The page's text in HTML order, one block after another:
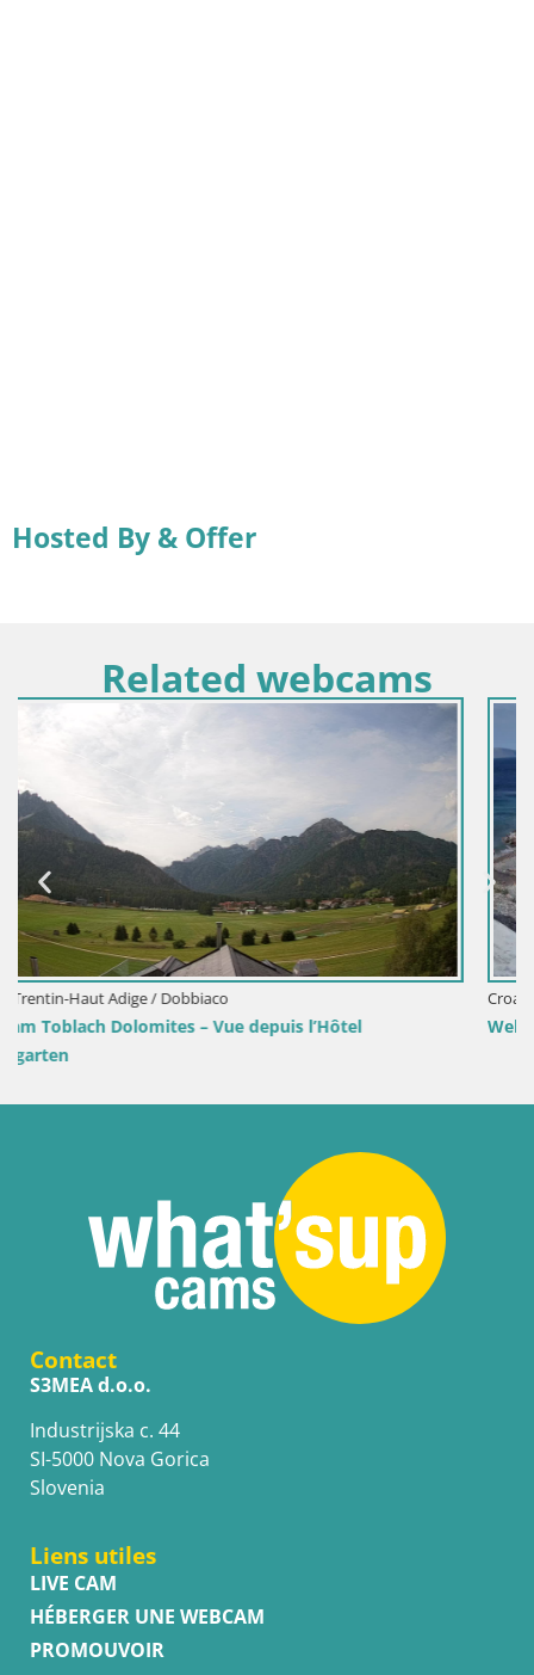
Hosted By & Offer
Related webcams
Croatie / Lika-Senj / Senj
Webcam port de Senj – Vue sur la jetée et le
Contact
S3MEA d.o.o.
Industrijska c. 44
SI-5000 Nova Gorica
Slovenia
Liens utiles
LIVE CAM
HÉBERGER UNE WEBCAM
PROMOUVOIR